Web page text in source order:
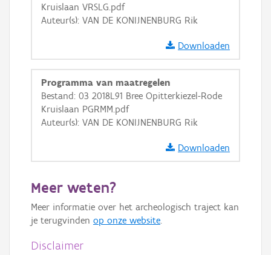
GRB-Basiskaart in grijswaarden
Kruislaan VRSLG.pdf
Auteur(s): VAN DE KONIJNENBURG Rik
Downloaden
Programma van maatregelen
Bestand: 03 2018L91 Bree Opitterkiezel-Rode
Kruislaan PGRMM.pdf
Auteur(s): VAN DE KONIJNENBURG Rik
Downloaden
Meer weten?
Meer informatie over het archeologisch traject kan
je terugvinden op onze website.
Disclaimer